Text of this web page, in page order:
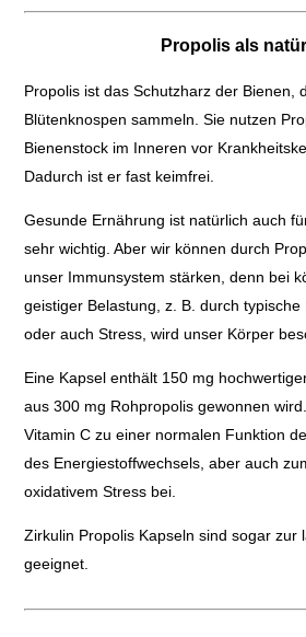
Propolis als
Propolis ist das Schutzharz der Bienen,
Blütenknospen sammeln. Sie nutzen
Bienenstock im Inneren vor
Dadurch ist er fast keimfrei.
Gesunde Ernährung ist natürlich auch
sehr wichtig. Aber wir können durch
unser Immunsystem stärken, denn bei
geistiger Belastung, z. B. durch
oder auch Stress, wird unser Körper
Eine Kapsel enthält 150 mg
aus 300 mg Rohpropolis gewonnen
Vitamin C zu einer normalen Funktion
des Energiestoffwechsels, aber auch
oxidativem Stress bei.
Zirkulin Propolis Kapseln sind sogar zur
geeignet.